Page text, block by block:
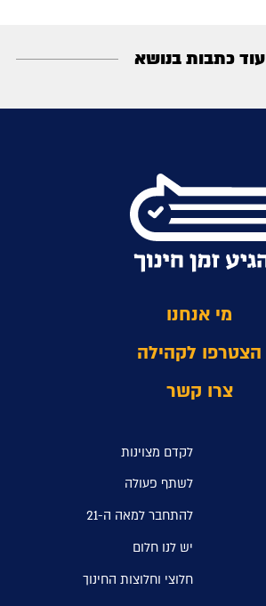
עוד כתבות בנושא
מי אנחנו
הצטרפו לקהילה
צרו קשר
לקדם מצוינות
לשתף פעולה
להתחבר למאה ה-21
יש לנו חלום
חלוצי וחלוצות החינוך